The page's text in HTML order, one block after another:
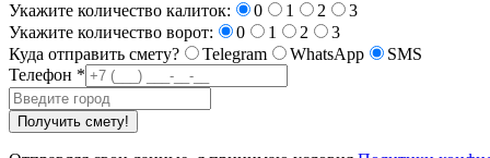
Укажите количество калиток:
0 1 2
3
Укажите количество ворот:
0 1 2
3
Куда отправить смету?
Telegram WhatsApp
SMS
Телефон *
Получить смету!